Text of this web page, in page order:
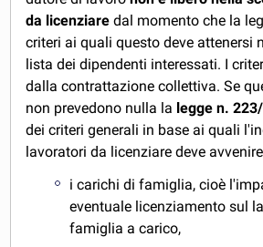
da licenziare dal momento che la
criteri ai quali questo deve attenersi
lista dei dipendenti interessati. I
dalla contrattazione collettiva. Se
non prevedono nulla la legge n.
dei criteri generali in base ai quali
lavoratori da licenziare deve
i carichi di famiglia, cioè
eventuale licenziamento sul
famiglia a carico,